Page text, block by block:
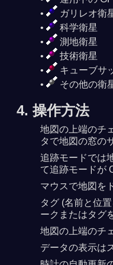
ガリレオ衛
科学衛星
測地衛星
技術衛星
キューブサ
その他の衛
4. 操作方法
地図の上端のチ
タで地図の窓の
追跡モードでは
て追跡モードが
マウスで地図を
タグ (名前と位
ークまたはタグ
地図の上端のチ
データの表示は